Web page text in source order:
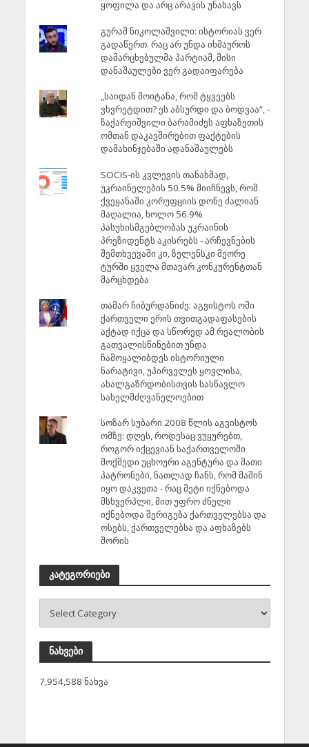
ყოფილა და არც არავის უნახავს
გურამ ნიკოლაშვილი: ისტორიას ვერ
გადაწერთ. რაც არ უნდა იხმაუროს
დამარცხებულმა პარტიამ, მისი
დანაშაულები ვერ გადაიფარება
„საიდან მოიტანა, რომ ტყვეებს
ვხვრეტდით? ეს აბსურდი და ბოდვაა“, -
ზაქარეიშვილი ბარამიძეს აფხაზეთის
ომთან დაკავშირებით ფაქტების
დამახინჯებაში ადანაშაულებს
SOCIS-ის კვლევის თანახმად,
უკრაინელების 50.5% მიიჩნევს, რომ
ქვეყანაში კორუფციის დონე ძალიან
მაღალია, ხოლო 56.9%
პასუხისმგებლობას უკრაინის
პრეზიდენტს აკისრებს - არჩევნების
შემთხვევაში კი, ზელენსკი მეორე
ტურში ყველა მთავარ კონკურენტთან
მარცხდება
თამარ ჩიბურდანიძე: აგვისტოს ომი
ქართველი ერის თვითგადაფასების
აქტად იქცა და სწორედ ამ რეალობის
გათვალისწინებით უნდა
ჩამოყალიბდეს ისტორიული
ნარატივი, უპირველეს ყოვლისა,
ახალგაზრდობისთვის სასწავლო
სახელმძღვანელოებით
სოზარ სუბარი 2008 წლის აგვისტოს
ომზე: დღეს, როდესაც ვუყურებთ,
როგორ იქცევიან საქართველოში
მოქმედი უცხოური აგენტურა და მათი
პატრონები, ნათლად ჩანს, რომ მაშინ
იყო დაკვეთა - რაც მეტი იქნებოდა
მსხვერპლი, მით უფრო ძნელი
იქნებოდა შერიგება ქართველებსა და
ოსებს, ქართველებსა და აფხაზებს
შორის
კატეგორიები
ნახვები
7,954,588 ნახვა